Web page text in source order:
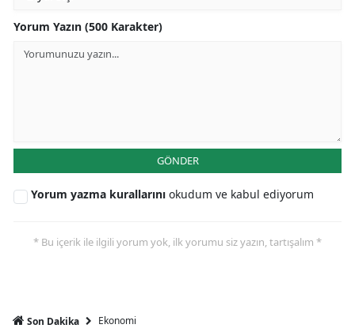
Yorum Yazın (500 Karakter)
GÖNDER
Yorum yazma kurallarını okudum ve kabul ediyorum
* Bu içerik ile ilgili yorum yok, ilk yorumu siz yazın, tartışalım *
Son Dakika Ekonomi